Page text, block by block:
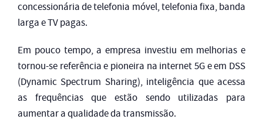
concessionária de telefonia móvel, telefonia fixa, banda
larga e TV pagas.
Em pouco tempo, a empresa investiu em melhorias e
tornou-se referência e pioneira na internet 5G e em DSS
(Dynamic Spectrum Sharing), inteligência que acessa
as frequências que estão sendo utilizadas para
aumentar a qualidade da transmissão.